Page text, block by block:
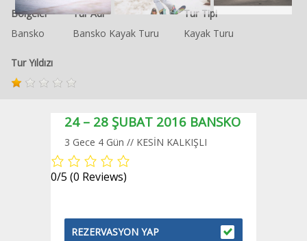
Bölgeler
Bansko
Tur Adı
Bansko Kayak Turu
Tur Tipi
Kayak Turu
Tur Yıldızı
24 – 28 ŞUBAT 2016 BANSKO
3 Gece 4 Gün // KESİN KALKIŞLI
0/5 (0 Reviews)
REZERVASYON YAP